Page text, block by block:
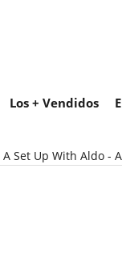
Los + Vendidos
A Set Up With Aldo -